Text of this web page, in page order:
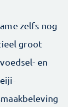
zelfs nog
groot
en